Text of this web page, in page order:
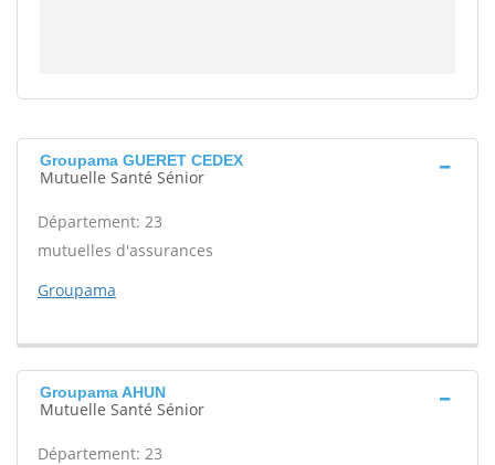
Groupama GUERET CEDEX
Mutuelle Santé Sénior
Département: 23
mutuelles d'assurances
Groupama
Groupama AHUN
Mutuelle Santé Sénior
Département: 23